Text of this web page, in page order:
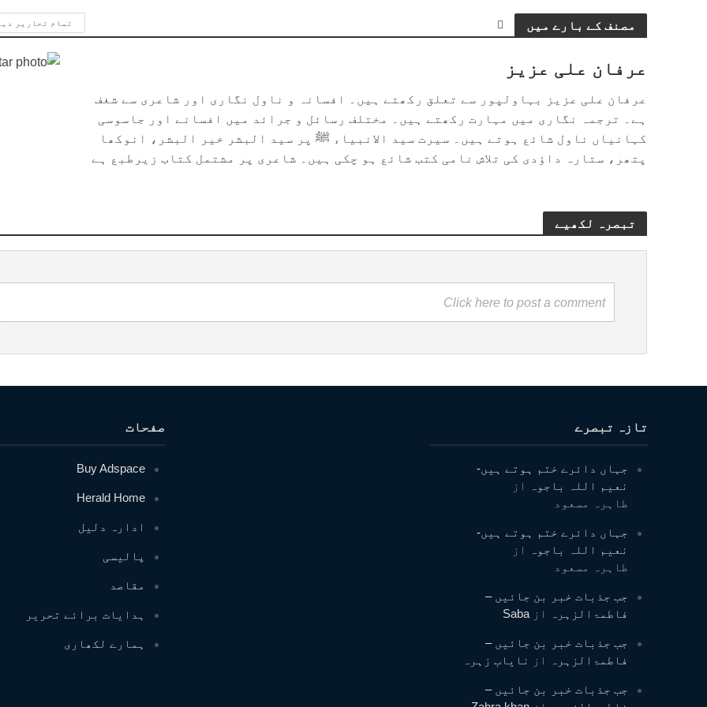
مصنف کے بارے میں تمام تحاریر
عرفان علی عزیز
عرفان علی عزیز بہاولپور سے تعلق رکھتے ہیں۔ افسانہ و ناول نگاری اور شاعری سے شغف
ہے۔ ترجمہ نگاری میں مہارت رکھتے ہیں۔ مختلف رسائل و جرائد میں افسانے اور جاسوسی
کہانیاں ناول شائع ہوتے ہیں۔ سیرت سید الانبیاء ﷺ پر سید البشر خیر البشر، انوکھا
پتھر، ستارہ داؤدی کی تلاش نامی کتب شائع ہو چکی ہیں۔ شاعری پر مشتمل کتاب زیرطبع ہے
تبصرہ لکھیے
Click here to post a comment
صفحات
Buy Adspace
Herald Home
ادارہ دلیل
پالیسی
مقاصد
ہدایات برائے تحریر
ہمارے لکھاری
تازہ تبصرے
جہاں دائرے ختم ہوتے ہیں-
نعیم اللہ باجوہ
از
طاہرہ مسعود
جہاں دائرے ختم ہوتے ہیں-
نعیم اللہ باجوہ
از
طاہرہ مسعود
جب جذبات خبر بن جائیں –
فاطمۃالزہرہ
ازSaba
جب جذبات خبر بن جائیں –
فاطمۃالزہرہ
از نایاب زہرہ
جب جذبات خبر بن جائیں –